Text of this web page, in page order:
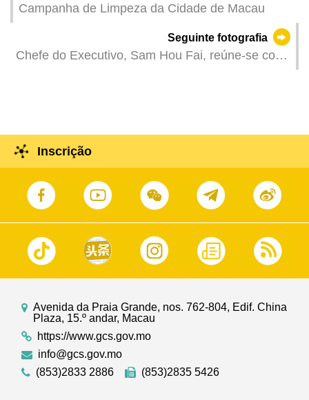
Campanha de Limpeza da Cidade de Macau
Seguinte fotografia
Chefe do Executivo, Sam Hou Fai, reúne-se com
Inscrição
Avenida da Praia Grande, nos. 762-804, Edif. China
Plaza, 15.º andar, Macau
https://www.gcs.gov.mo
info@gcs.gov.mo
(853)2833 2886
(853)2835 5426